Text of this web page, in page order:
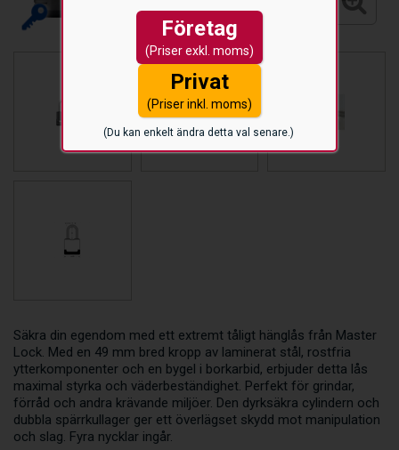
Företag
(Priser exkl. moms)
Privat
(Priser inkl. moms)
(Du kan enkelt ändra detta val senare.)
Säkra din egendom med ett extremt tåligt hänglås från Master
Lock. Med en 49 mm bred kropp av laminerat stål, rostfria
ytterkomponenter och en bygel i borkarbid, erbjuder detta lås
maximal styrka och väderbeständighet. Perfekt för grindar,
förråd och andra krävande miljöer. Den dyrksäkra cylindern och
dubbla spärrkullager ger ett överlägset skydd mot manipulation
och slag. Fyra nycklar ingår.